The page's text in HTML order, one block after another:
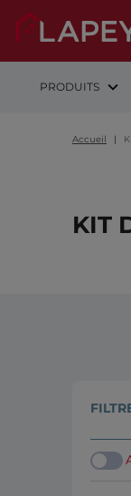
PRODUITS
Accueil
KIT